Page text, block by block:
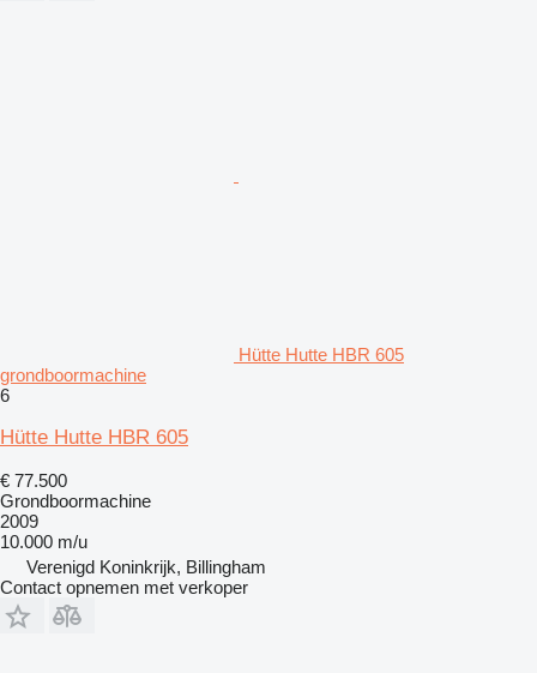
Hütte Hutte HBR 605
grondboormachine
6
Hütte Hutte HBR 605
€ 77.500
Grondboormachine
2009
10.000 m/u
Verenigd Koninkrijk, Billingham
Contact opnemen met verkoper